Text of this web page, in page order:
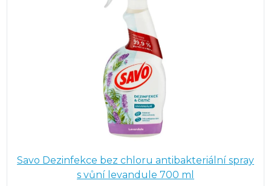
Savo Dezinfekce bez chloru antibakteriální spray
s vůní levandule 700 ml